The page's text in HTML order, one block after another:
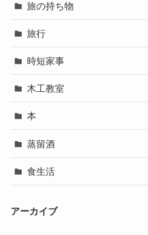
旅の持ち物
旅行
時短家事
木工教室
本
蒸留酒
食生活
アーカイブ